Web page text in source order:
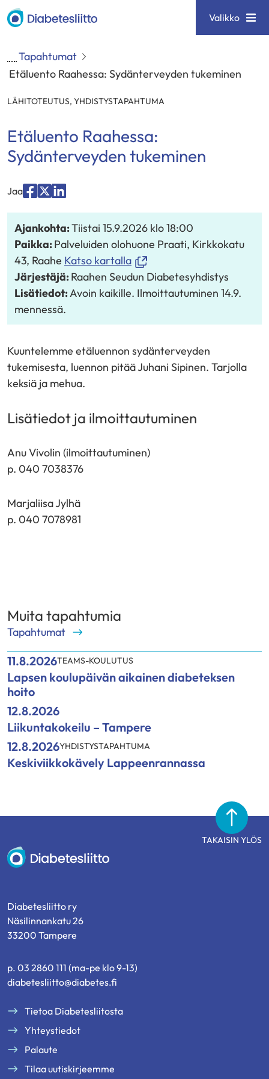
Siirry
sisältöön
Diabetesliitto Valikko
Tapahtumat
Etäluento Raahessa: Sydänterveyden tukeminen
LÄHITOTEUTUS, YHDISTYSTAPAHTUMA
Etäluento Raahessa:
Sydänterveyden tukeminen
Jaa
"Facebook"
"X""LinkedIn"
Ajankohta:Tiistai 15.9.2026 klo 18:00
Paikka:Palveluiden olohuone Praati, Kirkkokatu
43, Raahe Katso kartalla(avautuu
uuteen
ikkunaan,
toiseen
Järjestäjä:Raahen Seudun Diabetesyhdistys
Lisätiedot:Avoin kaikille. Ilmoittautuminen 14.9.
mennessä.
Kuuntelemme etäluennon sydänterveyden
tukemisesta, luennon pitää Juhani Sipinen. Tarjolla
keksiä ja mehua.
Lisätiedot ja ilmoittautuminen
Anu Vivolin (ilmoittautuminen)
p. 040 7038376
Marjaliisa Jylhä
p. 040 7078981
Muita tapahtumia
Tapahtumat
11.8.2026TEAMS-KOULUTUS
Lapsen koulupäivän aikainen diabeteksen
hoito
12.8.2026
Liikuntakokeilu – Tampere
12.8.2026YHDISTYSTAPAHTUMA
Keskiviikkokävely Lappeenrannassa
TAKAISIN YLÖS
Diabetesliitto
Diabetesliitto ry
Näsilinnankatu 26
33200 Tampere
p. 03 2860 111 (ma-pe klo 9-13)
diabetesliitto@diabetes.fi
Tietoa Diabetesliitosta
Yhteystiedot
Palaute
Tilaa uutiskirjeemme